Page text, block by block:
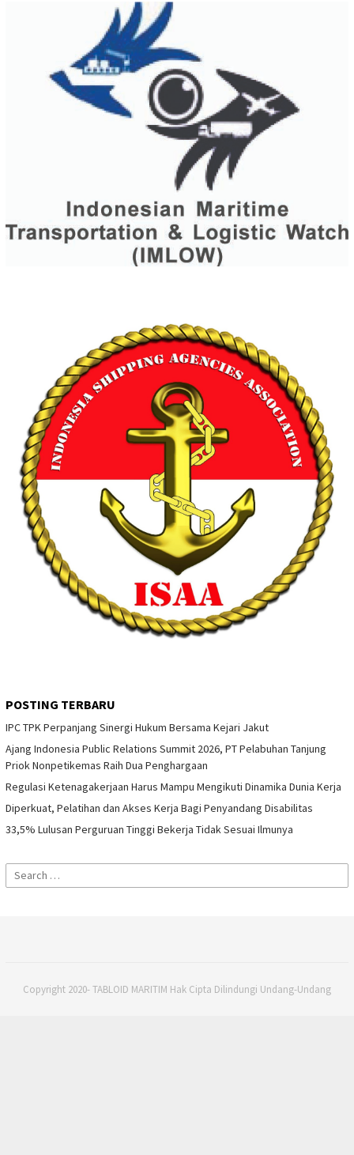
POSTING TERBARU
IPC TPK Perpanjang Sinergi Hukum Bersama Kejari Jakut
Ajang Indonesia Public Relations Summit 2026, PT Pelabuhan Tanjung
Priok Nonpetikemas Raih Dua Penghargaan
Regulasi Ketenagakerjaan Harus Mampu Mengikuti Dinamika Dunia Kerja
Diperkuat, Pelatihan dan Akses Kerja Bagi Penyandang Disabilitas
33,5% Lulusan Perguruan Tinggi Bekerja Tidak Sesuai Ilmunya
Search
for:
Copyright 2020- TABLOID MARITIM Hak Cipta Dilindungi Undang-Undang